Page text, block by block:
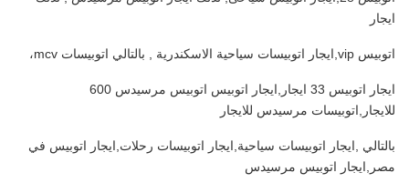
ايجار
اتوبيس vip,ايجار اتوبيسات سياحية الاسكندرية , بالتالي اتوبيسات mcv،
ايجار اتوبيس 33 ايجار,ايجار اتوبيس اتوبيس مرسيدس 600
للايجار,اتوبيسات مرسيدس للايجار
بالتالي ,ايجار اتوبيسات سياحية,ايجار اتوبيسات رحلات,ايجار اتوبيس في
مصر,ايجار اتوبيس مرسيدس